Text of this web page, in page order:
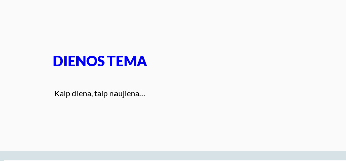
DIENOS TEMA
Kaip diena, taip naujiena…